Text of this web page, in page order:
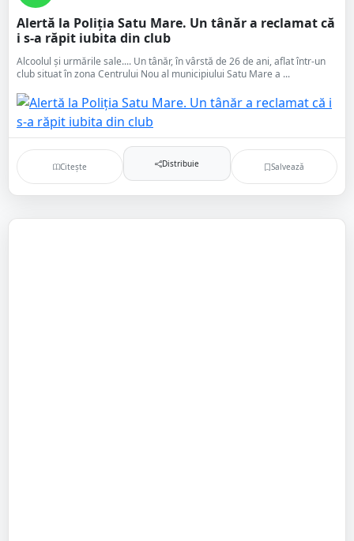
Alertă la Poliția Satu Mare. Un tânăr a reclamat că
i s-a răpit iubita din club
Alcoolul și urmările sale.... Un tânăr, în vârstă de 26 de ani, aflat într-un
club situat în zona Centrului Nou al municipiului Satu Mare a ...
Citește Distribuie Salvează